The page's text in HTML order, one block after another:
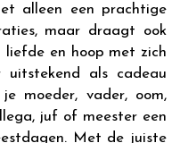
alleen een prachtige
maar draagt ook
liefde en hoop met zich
als cadeau
moeder, vader, oom,
juf of meester een
Met de juiste